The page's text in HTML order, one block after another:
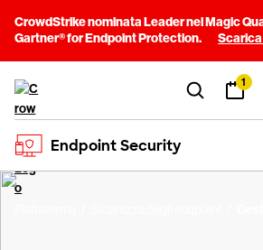
CrowdStrike nominata Leader nel Magic
Gartner® for Endpoint Protection.
1
Endpoint Security